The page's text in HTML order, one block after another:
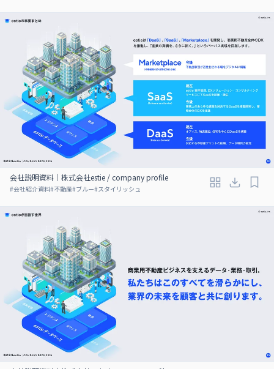
会社説明資料｜株式会社estie / company profile
#会社紹介資料#不動産#ブルー#スタイリッシュ